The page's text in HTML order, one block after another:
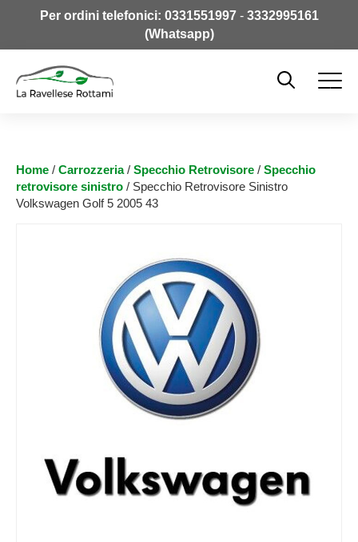
Per ordini telefonici: 0331551997- 3332995161
(Whatsapp)
Home / Carrozzeria/ Specchio Retrovisore / Specchio
retrovisore sinistro / Specchio Retrovisore Sinistro
Volkswagen Golf 5 2005 43